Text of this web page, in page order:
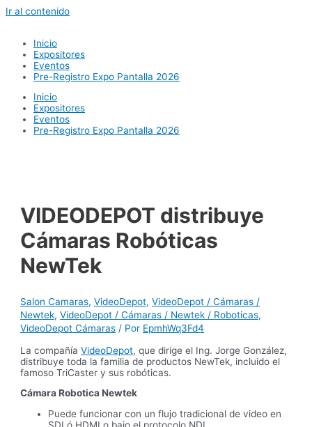
Ir al contenido
Inicio
Expositores
Eventos
Pre-Registro Expo Pantalla 2026
Inicio
Expositores
Eventos
Pre-Registro Expo Pantalla 2026
VIDEODEPOT distribuye
Cámaras Robóticas
NewTek
Salon Camaras,VideoDepot,VideoDepot / Cámaras /
Newtek,VideoDepot / Cámaras / Newtek / Roboticas,
VideoDepot Cámaras / Por EpmhWq3Fd4
La compañíaVideoDepot, que dirige el Ing. Jorge González,
distribuye toda la familia de productos NewTek, incluido el
famoso TriCaster y sus robóticas.
Cámara Robotica Newtek
Puede funcionar con un flujo tradicional de video en